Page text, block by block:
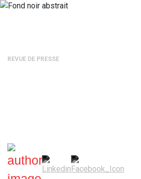
REVUE DE PRESSE